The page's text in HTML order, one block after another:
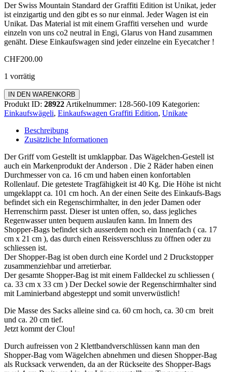
Der Swiss Mountain Standard der Graffiti Edition ist Unikat, jeder
ist einzigartig und den gibt es so nur einmal. Jeder Wagen ist ein
Unikat. Das Material ist mit einem Graffiti versehen und wurde
einzeln von uns co2 neutral in Engi, Glarus von Hand zusammen
genäht. Diese Einkaufswagen sind jeder einzelne ein Eyecatcher !
CHF200.00
1 vorrätig
Einkaufswagen
Graffiti
Edition
Menge
IN DEN WARENKORB
Produkt ID: 28922 Artikelnummer: 128-560-109 Kategorien:
Einkaufswägeli, Einkaufswagen Graffiti Edition, Unikate
Beschreibung
Zusätzliche Informationen
Der Griff vom Gestellt ist umklappbar. Das Wägelchen-Gestell ist
auch ein Markenprodukt der Anderson . Die 2 Räder haben einen
Durchmesser von ca. 16 cm und haben einen konfortablen
Rollenlauf. Die getestete Tragfähigkeit ist 40 Kg. Die Höhe ist nicht
umgeklappt ca. 101 cm hoch. An der einen Seite des Einkaufs-Bags
befindet sich ein Regenschirmhalter, in den jeder Damen oder
Herrenschirm passt. Dieser ist unten offen, so, dass jegliches
Regenwasser unten bequem auslaufen kann. Im Innern des
Shopper-Bags befindet sich ausserdem noch ein Innenfach ( ca. 17
cm x 21 cm ), das durch einen Reissverschluss zu öffnen oder zu
schliessen ist.
Der Shopper-Bag ist oben durch eine Kordel und 2 Druckstopper
zusammenziehbar und arretierbar.
Der gesamte Shopper-Bag ist mit einem Falldeckel zu schliessen (
ca. 33 cm x 33 cm ) Der Deckel sowie der Regenschirmhalter sind
mit Laminierband abgesteppt und somit unverwüstlich!
Die Masse des Sacks alleine sind ca. 60 cm hoch, ca. 30 cm breit
und ca. 20 cm tief.
Jetzt kommt der Clou!
Durch aufreissen von 2 Klettbandverschlüssen kann man den
Shopper-Bag vom Wägelchen abnehmen und diesen Shopper-Bag
als Rucksack verwenden, da an der Rückseite des Shopper-Bags